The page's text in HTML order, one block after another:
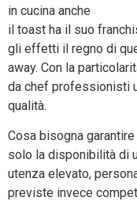
in cucina anche
il toast ha il suo
gli effetti il regno di
away. Con la
da chef professionisti
qualità.
Cosa bisogna
solo la disponibilità di
utenza elevato,
previste invece